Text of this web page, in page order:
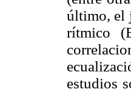
último, el
rítmico
estudios